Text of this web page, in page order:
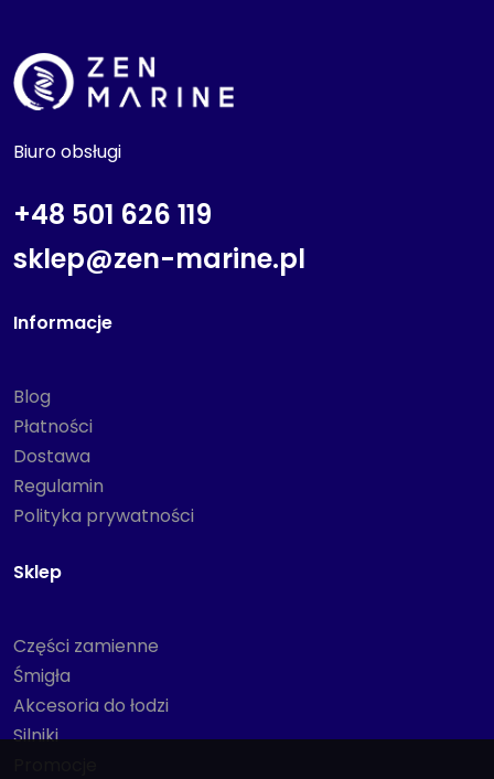
Biuro obsługi
+48 501 626 119
sklep@zen-marine.pl
Informacje
Blog
Płatności
Dostawa
Regulamin
Polityka prywatności
Sklep
Części zamienne
Śmigła
Akcesoria do łodzi
Silniki